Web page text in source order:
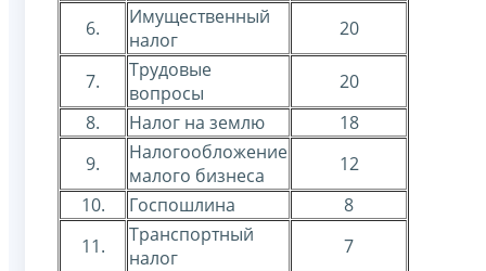
6.
Имущественный
налог
20
7.
Трудовые
вопросы
20
8.
Налог на землю
18
9.
Налогообложение
малого бизнеса
12
10.
Госпошлина
8
11.
Транспортный
налог
7